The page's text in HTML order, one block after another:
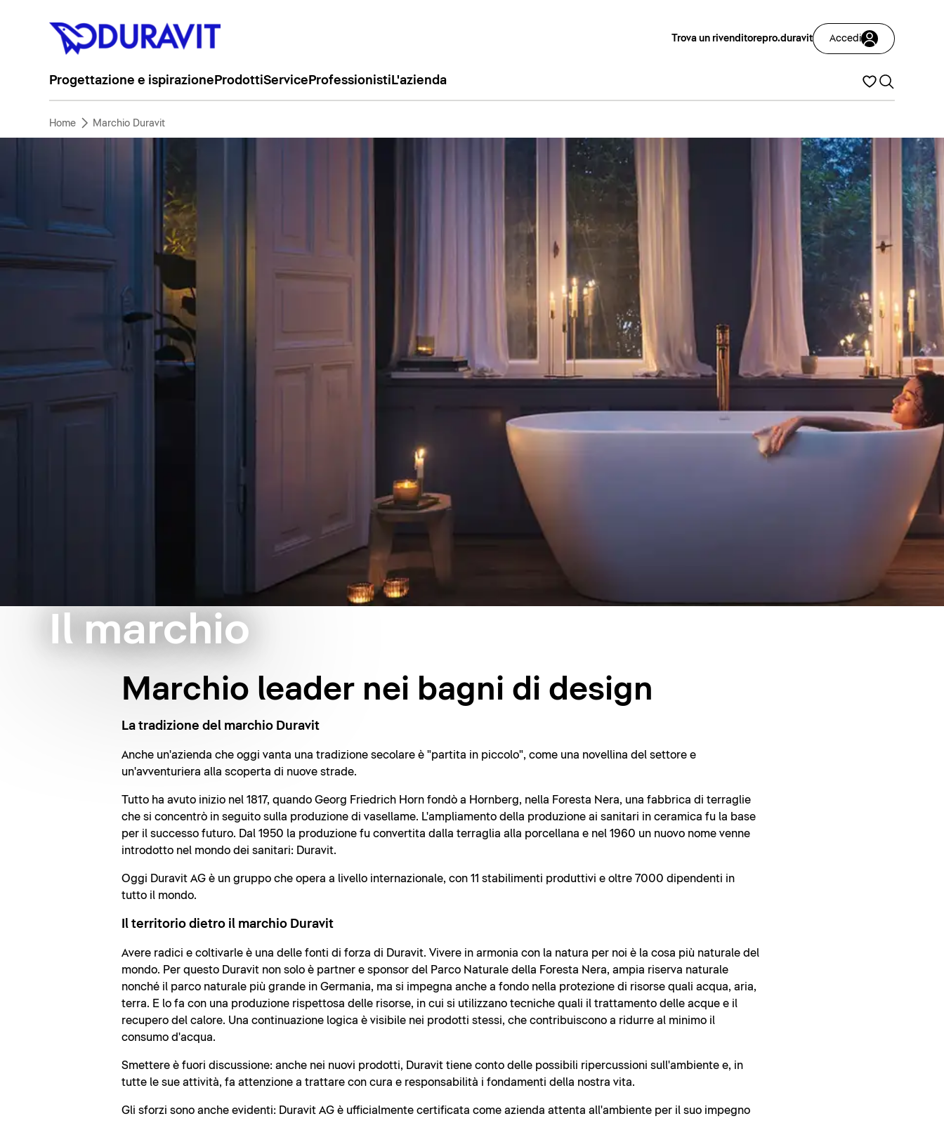
Trova un rivenditorepro.duravit Accedi
Progettazione e ispirazione ProdottiService Professionisti L'azienda
Home Marchio Duravit
Il marchio
Marchio leader nei bagni di design
La tradizione del marchio Duravit
Anche un'azienda che oggi vanta una tradizione secolare è "partita in piccolo", come una novellina del settore e
un'avventuriera alla scoperta di nuove strade.
Tutto ha avuto inizio nel 1817, quando Georg Friedrich Horn fondò a Hornberg, nella Foresta Nera, una fabbrica di terraglie
che si concentrò in seguito sulla produzione di vasellame. L'ampliamento della produzione ai sanitari in ceramica fu la base
per il successo futuro. Dal 1950 la produzione fu convertita dalla terraglia alla porcellana e nel 1960 un nuovo nome venne
introdotto nel mondo dei sanitari: Duravit.
Oggi Duravit AG è un gruppo che opera a livello internazionale, con 11 stabilimenti produttivi e oltre 7000 dipendenti in
tutto il mondo.
Il territorio dietro il marchio Duravit
Avere radici e coltivarle è una delle fonti di forza di Duravit. Vivere in armonia con la natura per noi è la cosa più naturale del
mondo. Per questo Duravit non solo è partner e sponsor del Parco Naturale della Foresta Nera, ampia riserva naturale
nonché il parco naturale più grande in Germania, ma si impegna anche a fondo nella protezione di risorse quali acqua, aria,
terra. E lo fa con una produzione rispettosa delle risorse, in cui si utilizzano tecniche quali il trattamento delle acque e il
recupero del calore. Una continuazione logica è visibile nei prodotti stessi, che contribuiscono a ridurre al minimo il
consumo d'acqua.
Smettere è fuori discussione: anche nei nuovi prodotti, Duravit tiene conto delle possibili ripercussioni sull'ambiente e, in
tutte le sue attività, fa attenzione a trattare con cura e responsabilità i fondamenti della nostra vita.
Gli sforzi sono anche evidenti: Duravit AG è ufficialmente certificata come azienda attenta all'ambiente per il suo impegno